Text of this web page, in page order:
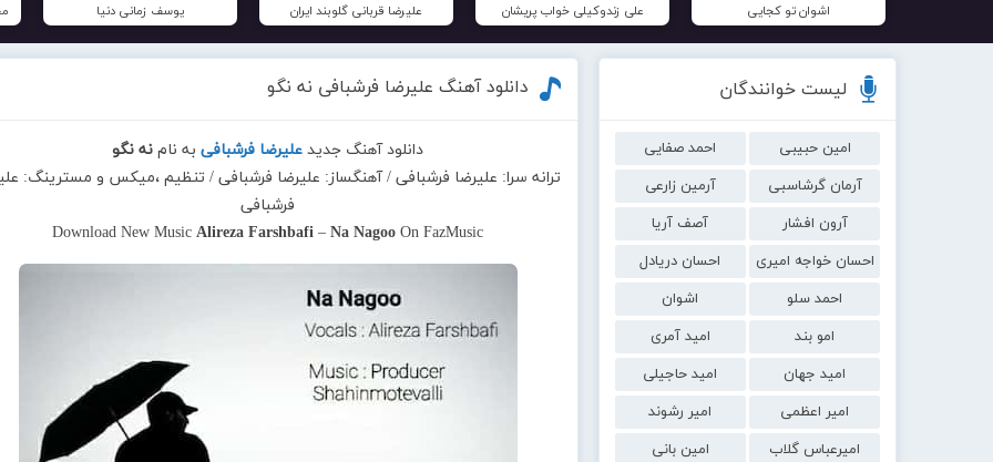
اشوان تو کجایی علی زندوکیلی خواب پریشان علیرضا قربانی گلوبند ایران یوسف زمانی دنیا
لیست خوانندگان
امین حبیبی
احمد صفایی
آرمان گرشاسبی
آرمین زارعی
آرون افشار
آصف آریا
احسان خواجه امیری
احسان دریادل
احمد سلو
اشوان
امو بند
امید آمری
امید جهان
امید حاجیلی
امیر اعظمی
امیر رشوند
امیرعباس گلاب
امین بانی
دانلود آهنگ علیرضا فرشبافی نه نگو
دانلود آهنگ جدید علیرضا فرشبافیبه نام نه نگو
ترانه سرا: علیرضا فرشبافی / آهنگساز: علیرضا فرشبافی / تنظیم ،میکس و مسترینگ:
فرشبافی
Download New MusicAlireza Farshbafi –Na Nagoo On FazMusic